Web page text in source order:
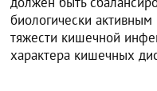
биологически
тяжести кишечной
характера кишечных